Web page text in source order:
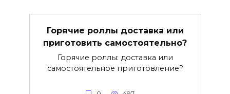
Горячие роллы доставка или
приготовить самостоятельно?
Горячие роллы: доставка или
самостоятельное приготовление?